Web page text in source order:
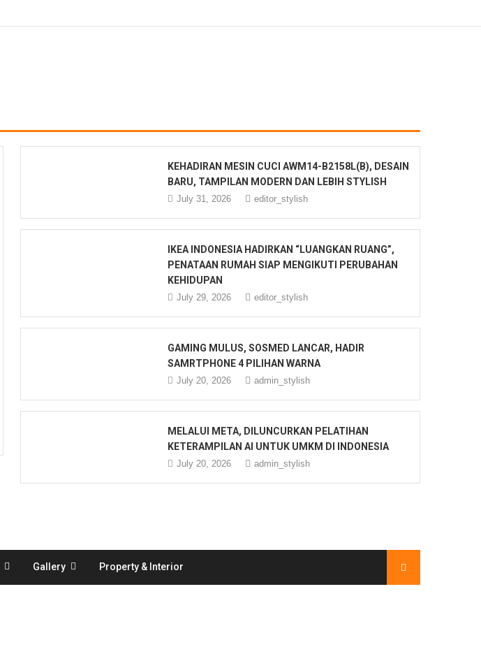
KEHADIRAN MESIN CUCI AWM14-B2158L(B), DESAIN
BARU, TAMPILAN MODERN DAN LEBIH STYLISH
July 31, 2026 editor_stylish
IKEA INDONESIA HADIRKAN “LUANGKAN RUANG”,
PENATAAN RUMAH SIAP MENGIKUTI PERUBAHAN
KEHIDUPAN
July 29, 2026 editor_stylish
GAMING MULUS, SOSMED LANCAR, HADIR
SAMRTPHONE 4 PILIHAN WARNA
July 20, 2026 admin_stylish
MELALUI META, DILUNCURKAN PELATIHAN
KETERAMPILAN AI UNTUK UMKM DI INDONESIA
July 20, 2026 admin_stylish
Gallery Property & Interior